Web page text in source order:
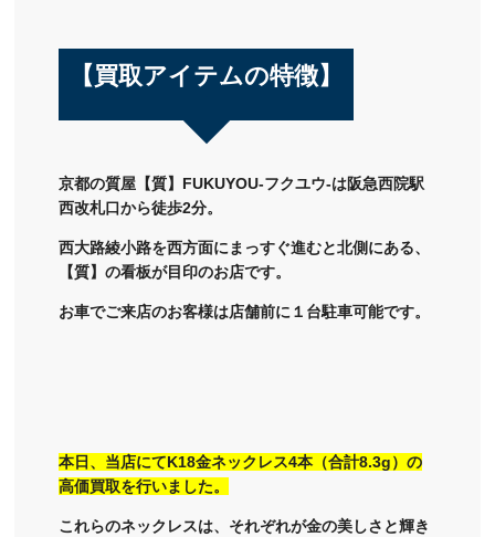
【買取アイテムの特徴】
京都の質屋【質】FUKUYOU-フクユウ-は阪急西院駅
西改札口から徒歩2分。
西大路綾小路を西方面にまっすぐ進むと北側にある、
【質】の看板が目印のお店です。
お車でご来店のお客様は店舗前に１台駐車可能です。
本日、当店にてK18金ネックレス4本（合計8.3g）の
高価買取を行いました。
これらのネックレスは、それぞれが金の美しさと輝き